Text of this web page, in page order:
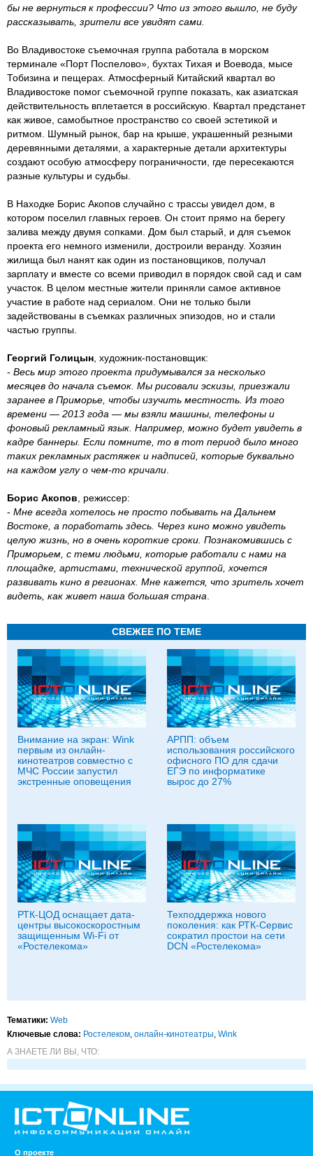
бы не вернуться к профессии? Что из этого вышло, не буду
рассказывать, зрители все увидят сами.
Во Владивостоке съемочная группа работала в морском
терминале «Порт Поспелово», бухтах Тихая и Воевода, мысе
Тобизина и пещерах. Атмосферный Китайский квартал во
Владивостоке помог съемочной группе показать, как азиатская
действительность вплетается в российскую. Квартал предстанет
как живое, самобытное пространство со своей эстетикой и
ритмом. Шумный рынок, бар на крыше, украшенный резными
деревянными деталями, а характерные детали архитектуры
создают особую атмосферу пограничности, где пересекаются
разные культуры и судьбы.
В Находке Борис Акопов случайно с трассы увидел дом, в
котором поселил главных героев. Он стоит прямо на берегу
залива между двумя сопками. Дом был старый, и для съемок
проекта его немного изменили, достроили веранду. Хозяин
жилища был нанят как один из постановщиков, получал
зарплату и вместе со всеми приводил в порядок свой сад и сам
участок. В целом местные жители приняли самое активное
участие в работе над сериалом. Они не только были
задействованы в съемках различных эпизодов, но и стали
частью группы.
Георгий Голицын , художник-постановщик:
- Весь мир этого проекта придумывался за несколько
месяцев до начала съемок. Мы рисовали эскизы, приезжали
заранее в Приморье, чтобы изучить местность. Из того
времени — 2013 года — мы взяли машины, телефоны и
фоновый рекламный язык. Например, можно будет увидеть в
кадре баннеры. Если помните, то в тот период было много
таких рекламных растяжек и надписей, которые буквально
на каждом углу о чем-то кричали
Борис Акопов , режиссер:
- Мне всегда хотелось не просто побывать на Дальнем
Востоке, а поработать здесь. Через кино можно увидеть
целую жизнь, но в очень короткие сроки. Познакомившись с
Приморьем, с теми людьми, которые работали с нами на
площадке, артистами, технической группой, хочется
развивать кино в регионах. Мне кажется, что зритель хочет
видеть, как живет наша большая страна
СВЕЖЕЕ ПО ТЕМЕ
Внимание на экран: Wink
первым из онлайн-
кинотеатров совместно с
МЧС России запустил
экстренные оповещения
АРПП: объем
использования российского
офисного ПО для сдачи
ЕГЭ по информатике
вырос до 27%
РТК-ЦОД оснащает дата-
центры высокоскоростным
защищенным Wi-Fi от
«Ростелекома»
Техподдержка нового
поколения: как РТК-Сервис
сократил простои на сети
DCN «Ростелекома»
Тематики: Web
Ключевые слова: Ростелеком, онлайн-кинотеатры, Wink
А ЗНАЕТЕ ЛИ ВЫ, ЧТО:
О проекте